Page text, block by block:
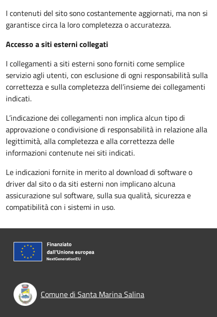
I contenuti del sito sono costantemente aggiornati, ma non si
garantisce circa la loro completezza o accuratezza.
Accesso a siti esterni collegati
I collegamenti a siti esterni sono forniti come semplice
servizio agli utenti, con esclusione di ogni responsabilità sulla
correttezza e sulla completezza dell’insieme dei collegamenti
indicati.
L’indicazione dei collegamenti non implica alcun tipo di
approvazione o condivisione di responsabilità in relazione alla
legittimità, alla completezza e alla correttezza delle
informazioni contenute nei siti indicati.
Le indicazioni fornite in merito al download di software o
driver dal sito o da siti esterni non implicano alcuna
assicurazione sul software, sulla sua qualità, sicurezza e
compatibilità con i sistemi in uso.
Comune di Santa Marina Salina